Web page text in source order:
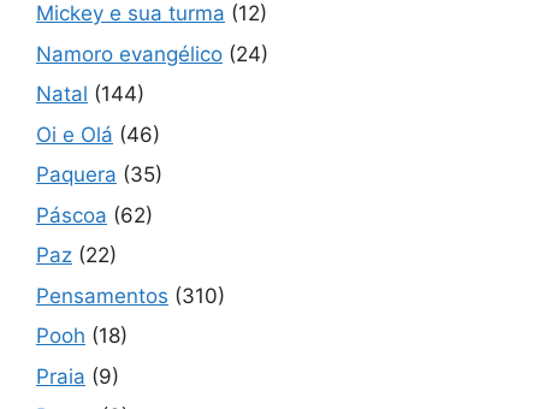
Mickey e sua turma (12)
Namoro evangélico (24)
Natal (144)
Oi e Olá (46)
Paquera (35)
Páscoa (62)
Paz (22)
Pensamentos (310)
Pooh (18)
Praia (9)